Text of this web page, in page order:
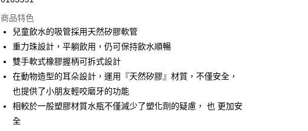
Apple Pay
街口支付
悠遊付
Google Pay
全盈+PAY
商品特色
兒童飲水的吸管採用天然矽膠軟管
重力珠設計，平躺飲用，仍可保持飲水順暢
雙手軟式橡膠握柄可拆式設計
在動物造型的耳朵設計，運用『天然矽膠』材質，不僅安全，
也提供了小朋友輕咬磨牙的功能
相較於一般塑膠材質水瓶不僅減少了塑化劑的疑慮， 也 更加安
全